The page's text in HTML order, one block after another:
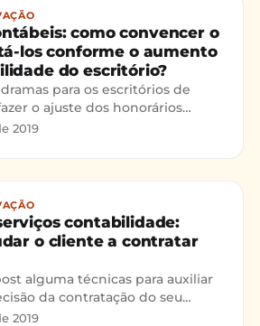
como convencer o
los conforme o aumento
do escritório?
para os escritórios de
o ajuste dos honorários
volume de trabalho e,
2019
contabilidade:
o cliente a contratar
alguma técnicas para auxiliar
da contratação do seu
2019